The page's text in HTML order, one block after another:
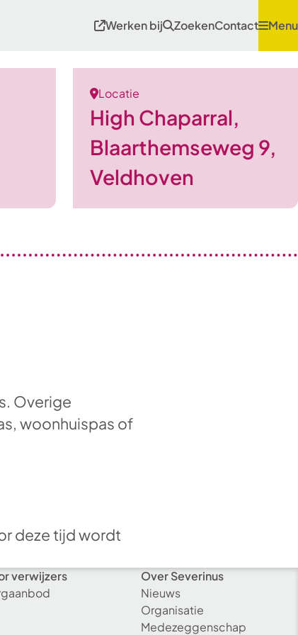
Werken bij ZoekenContact Menu
Locatie
High Chaparral,
Blaarthemseweg 9,
Veldhoven
Overige
woonhuispas of
deze tijd wordt
verwijzers
Over Severinus
Nieuws
Organisatie
Medezeggenschap